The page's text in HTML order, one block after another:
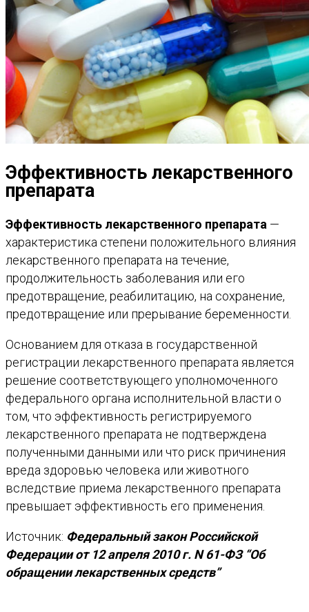
Эффективность лекарственного
препарата
Эффективность лекарственного препарата —
характеристика степени положительного влияния
лекарственного препарата на течение,
продолжительность заболевания или его
предотвращение, реабилитацию, на сохранение,
предотвращение или прерывание беременности.
Основанием для отказа в государственной
регистрации лекарственного препарата является
решение соответствующего уполномоченного
федерального органа исполнительной власти о
том, что эффективность регистрируемого
лекарственного препарата не подтверждена
полученными данными или что риск причинения
вреда здоровью человека или животного
вследствие приема лекарственного препарата
превышает эффективность его применения.
Источник: Федеральный закон Российской
Федерации от 12 апреля 2010 г. N 61-ФЗ “Об
обращении лекарственных средств”